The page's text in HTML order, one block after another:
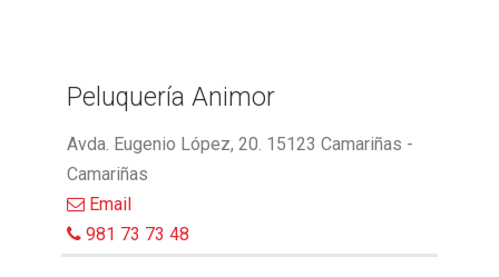
Peluquería Animor
Avda. Eugenio López, 20. 15123 Camariñas -
Camariñas
Email
981 73 73 48